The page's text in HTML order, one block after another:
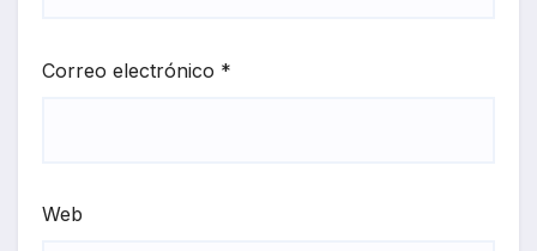
Correo electrónico *
Web